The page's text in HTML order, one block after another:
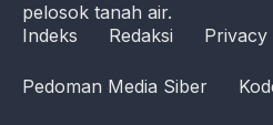
pelosok tanah air.
Indeks
Redaksi Privacy
Pedoman Media Siber